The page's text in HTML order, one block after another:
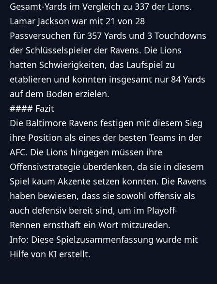
Gesamt-Yards im Vergleich zu 337 der Lions.
Lamar Jackson war mit 21 von 28
Passversuchen für 357 Yards und 3 Touchdowns
der Schlüsselspieler der Ravens. Die Lions
hatten Schwierigkeiten, das Laufspiel zu
etablieren und konnten insgesamt nur 84 Yards
auf dem Boden erzielen.
#### Fazit
Die Baltimore Ravens festigen mit diesem Sieg
ihre Position als eines der besten Teams in der
AFC. Die Lions hingegen müssen ihre
Offensivstrategie überdenken, da sie in diesem
Spiel kaum Akzente setzen konnten. Die Ravens
haben bewiesen, dass sie sowohl offensiv als
auch defensiv bereit sind, um im Playoff-
Rennen ernsthaft ein Wort mitzureden.
Info: Diese Spielzusammenfassung wurde mit
Hilfe von KI erstellt.